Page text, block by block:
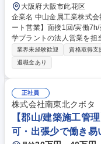
大阪府大阪市此花区
企業名 中山金属工業株式会社 求人名 未経験歓迎【大阪/化学プラン
ート営業】面接1回/実働7h/残業10h/転勤無 仕
学プラントの法人営業を担
対して、見積作成から請
折衝業務、新規工事の獲得、工事
プ】営業職での募集ですが
※施工管理とは、工場など
ジメント管理、お客様との
らゆる業務に関わります。
安全・工程や原価等の管
つ、手に職を付けられます。 募集職種 未経験歓迎【大阪/化学プラン
ルート営業】面接1回/実働
業界未経験歓迎 資格取得支
退職金あり
正社員
株式会社南東北クボタ
【郡山/建築施工管
可・出張少で働き易